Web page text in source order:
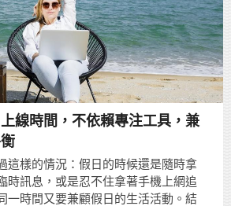
線時間，不依賴專注工具，兼
這樣的情況：假日的時候還是隨時拿
時訊息，或是忍不住拿著手機上網追
一時間又要兼顧假日的生活活動。結